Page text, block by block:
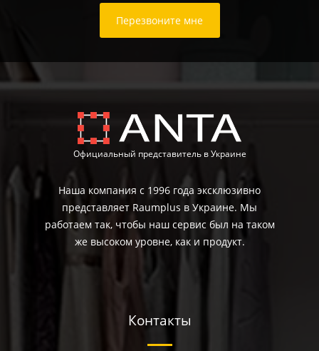
Перезвоните мне
Официальный представитель в Украине
Наша компания с 1996 года эксклюзивно
представляет Raumplus в Украине. Мы
работаем так, чтобы наш сервис был на таком
же высоком уровне, как и продукт.
Контакты